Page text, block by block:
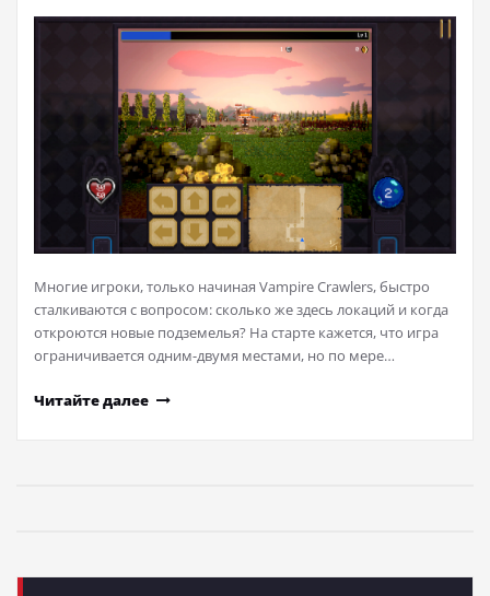
Многие игроки, только начиная Vampire Crawlers, быстро
сталкиваются с вопросом: сколько же здесь локаций и когда
откроются новые подземелья? На старте кажется, что игра
ограничивается одним-двумя местами, но по мере…
Читайте далее